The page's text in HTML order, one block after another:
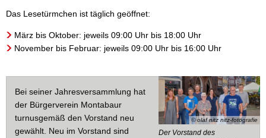
Das Lesetürmchen ist täglich geöffnet:
März bis Oktober: jeweils 09:00 Uhr bis 18:00 Uhr
November bis Februar: jeweils 09:00 Uhr bis 16:00 Uhr
© olaf nitz nitz-fotografie
Der Vorstand des
Bei seiner Jahresversammlung hat
der Bürgerverein Montabaur
turnusgemäß den Vorstand neu
gewählt. Neu im Vorstand sind